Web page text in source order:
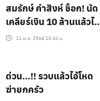
สมรักษ์ คำสิงห์ ช็อก! นัด
เคลียร์เงิน 10 ล้านแล้วไม่
มา ตามไปดูที่บ้านเจอ 4
11 พ.ย. 2564 10:41 น.
ด่วน…!! รวบแล้วไอ้โหด
ฆ่ายกครัว